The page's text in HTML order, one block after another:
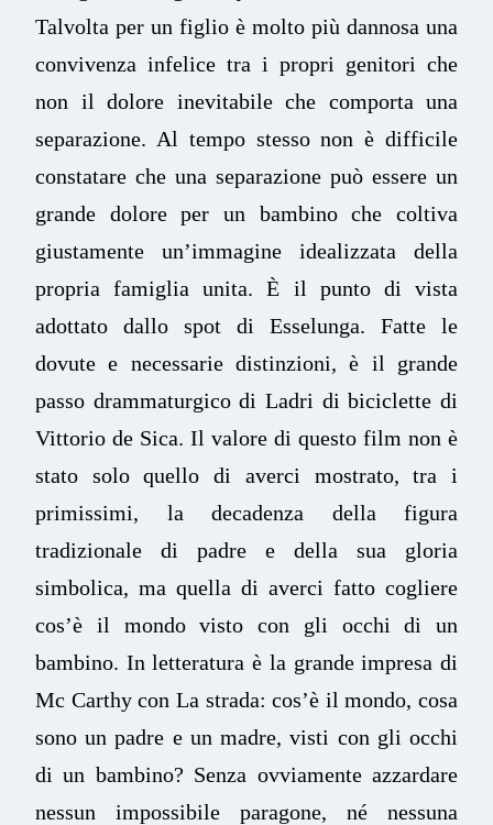
Talvolta per un figlio è molto più dannosa una
convivenza infelice tra i propri genitori che
non il dolore inevitabile che comporta una
separazione. Al tempo stesso non è difficile
constatare che una separazione può essere un
grande dolore per un bambino che coltiva
giustamente un’immagine idealizzata della
propria famiglia unita. È il punto di vista
adottato dallo spot di Esselunga. Fatte le
dovute e necessarie distinzioni, è il grande
passo drammaturgico di Ladri di biciclette di
Vittorio de Sica. Il valore di questo film non è
stato solo quello di averci mostrato, tra i
primissimi, la decadenza della figura
tradizionale di padre e della sua gloria
simbolica, ma quella di averci fatto cogliere
cos’è il mondo visto con gli occhi di un
bambino. In letteratura è la grande impresa di
Mc Carthy con La strada: cos’è il mondo, cosa
sono un padre e un madre, visti con gli occhi
di un bambino? Senza ovviamente azzardare
nessun impossibile paragone, né nessuna